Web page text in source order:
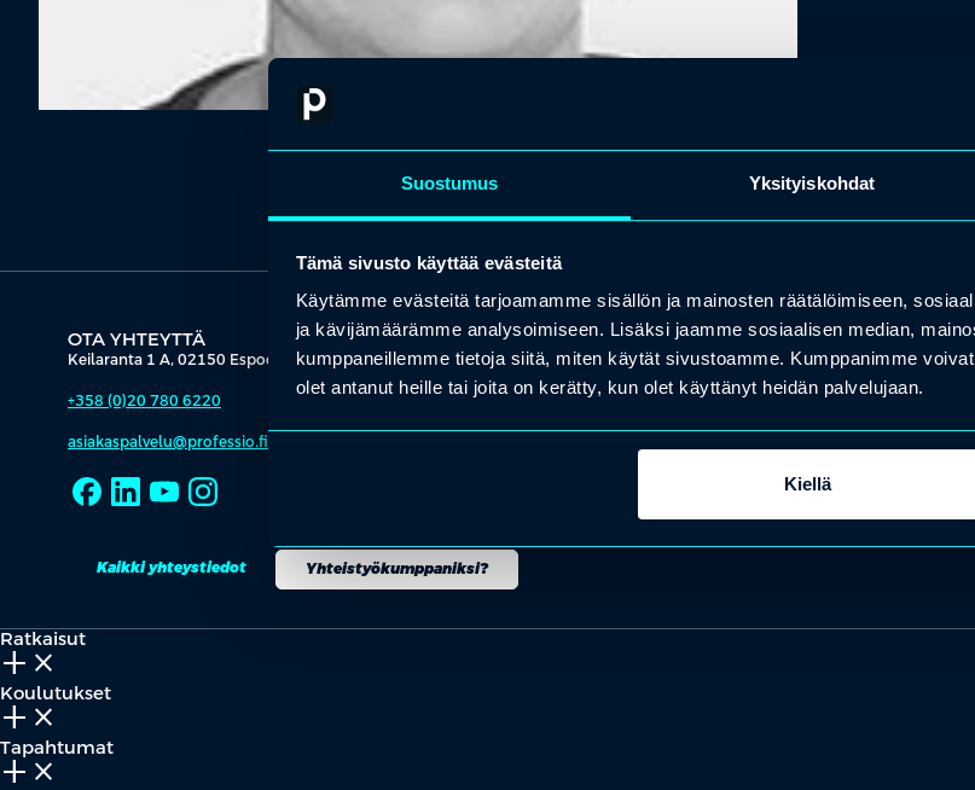
Suostumus Yksityiskohdat
Tämä sivusto käyttää evästeitä
Käytämme evästeitä tarjoamamme sisällön ja mainosten räätälöimiseen,
ja kävijämäärämme analysoimiseen. Lisäksi jaamme sosiaalisen median,
kumppaneillemme tietoja siitä, miten käytät sivustoamme. Kumppanimme
olet antanut heille tai joita on kerätty, kun olet käyttänyt heidän palvelujaan.
Kiellä
OTA YHTEYTTÄ
Keilaranta 1 A, 02150 Espoo
+358 (0)20 780 6220
asiakaspalvelu@professio.fi
Kaikki yhteystiedot Yhteistyökumppaniksi?
Ratkaisut
add_2 close
Koulutukset
add_2 close
Tapahtumat
add_2 close